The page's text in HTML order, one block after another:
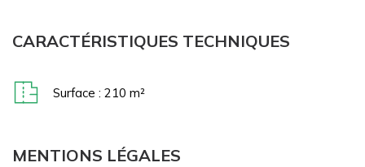
CARACTÉRISTIQUES TECHNIQUES
Surface : 210 m²
MENTIONS LÉGALES